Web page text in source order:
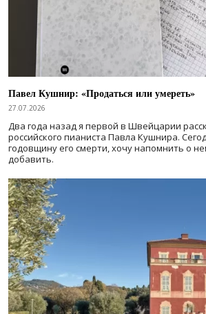
Павел Кушнир: «Продаться или умереть»
27.07.2026
Два года назад я первой в Швейцарии
российского пианиста Павла Кушнира.
годовщину его смерти, хочу напомнить о
добавить.